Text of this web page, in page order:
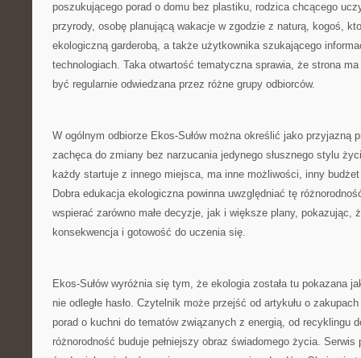
poszukującego porad o domu bez plastiku, rodzica chcącego
przyrody, osobę planującą wakacje w zgodzie z naturą, kogoś,
ekologiczną garderobą, a także użytkownika szukającego
technologiach. Taka otwartość tematyczna sprawia, że strona
być regularnie odwiedzana przez różne grupy odbiorców.
W ogólnym odbiorze Ekos-Sułów można określić jako przyjazną
zachęca do zmiany bez narzucania jedynego słusznego stylu
każdy startuje z innego miejsca, ma inne możliwości, inny
Dobra edukacja ekologiczna powinna uwzględniać tę
wspierać zarówno małe decyzje, jak i większe plany, pokazując,
konsekwencja i gotowość do uczenia się.
Ekos-Sułów wyróżnia się tym, że ekologia została tu pokazana
nie odległe hasło. Czytelnik może przejść od artykułu o
porad o kuchni do tematów związanych z energią, od recyklingu
różnorodność buduje pełniejszy obraz świadomego życia.